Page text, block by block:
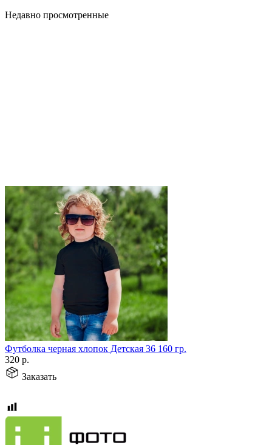
Недавно просмотренные
Футболка черная хлопок Детская 36 160 гр.
320 р.
Заказать